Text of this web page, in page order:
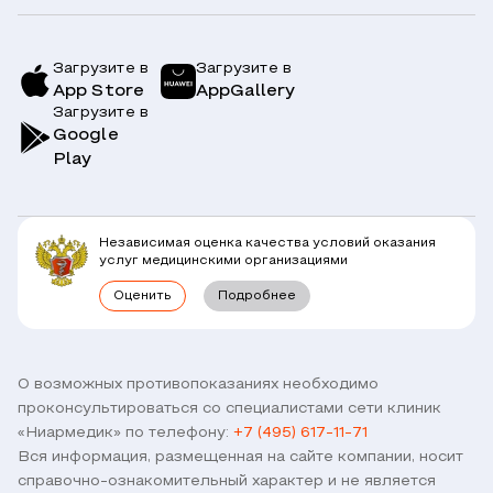
Услуги и цены
Врачи
Клиники
Комплексные программы
Наши партнеры и клиенты
Симптомы
Правовая информация
Горячая линия / контроль качества
Связь с директором
Версия для слабовидящих
Вопрос-Ответ по ОМС
Прямое прикрепление сотрудников
Договор оферты
О возможных противопоказаниях необходимо
проконсультироваться со специалистами сети клиник
«Ниармедик» по телефону: +7 (495) 617-11-71
Вся информация, размещенная на сайте компании, носит
справочно-ознакомительный характер и не является
Загрузите в
App Store
Загрузите в
AppGallery
Загрузите в
Google
Play
Независимая оценка качества условий оказания
услуг медицинскими организациями
Оценить Подробнее